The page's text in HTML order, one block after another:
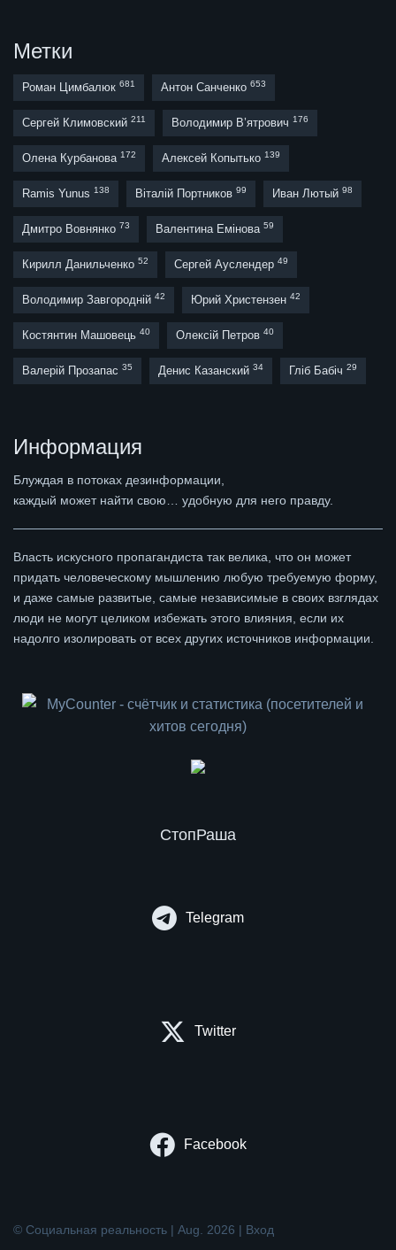
Метки
Роман Цимбалюк 681 Антон Санченко 653
Сергей Климовский 211 Володимир В’ятрович 176
Олена Курбанова 172 Алексей Копытько 139
Ramis Yunus 138 Віталій Портников 99 Иван Лютый 98
Дмитро Вовнянко 73 Валентина Емінова 59
Кирилл Данильченко 52 Сергей Ауслендер 49
Володимир Завгородній 42 Юрий Христензен 42
Костянтин Машовець 40 Олексій Петров 40
Валерій Прозапас 35 Денис Казанский 34 Гліб Бабіч 29
Информация
Блуждая в потоках дезинформации,
каждый может найти свою… удобную для него правду.
Власть искусного пропагандиста так велика, что он может
придать человеческому мышлению любую требуемую форму,
и даже самые развитые, самые независимые в своих взглядах
люди не могут целиком избежать этого влияния, если их
надолго изолировать от всех других источников информации.
СтопРаша
Telegram
Twitter
Facebook
© Социальная реальность | Aug. 2026 | Вход